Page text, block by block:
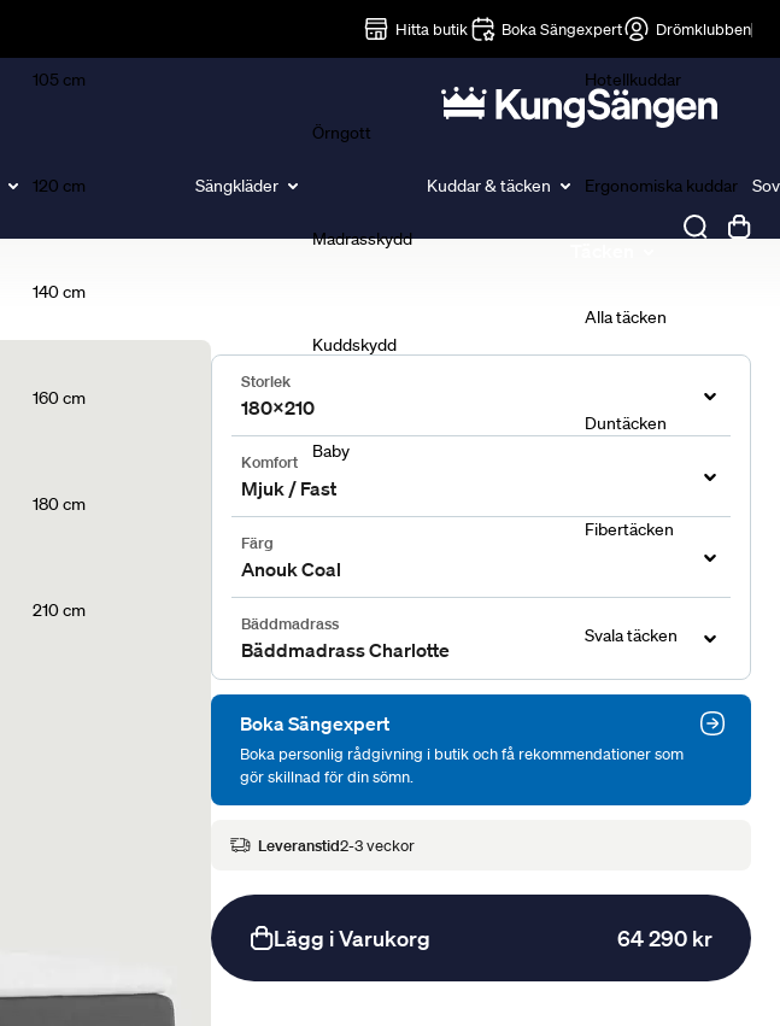
Hitta butik Boka Sängexpert Drömklubben
105 cm
120 cm
140 cm
160 cm
180 cm
210 cm
Sängkläder
Örngott
Madrasskydd
Kuddskydd
Baby
Kuddar & täcken
Hotellkuddar
Ergonomiska kuddar
Alla täcken
Duntäcken
Fibertäcken
Svala täcken
Storlek
180x210
Komfort
Mjuk / Fast
Färg
Anouk Coal
Bäddmadrass
Bäddmadrass Charlotte
Boka Sängexpert
Boka personlig rådgivning i butik och få rekommendationer som
gör skillnad för din sömn.
Leveranstid2-3 veckor
Lägg i Varukorg 64 290 kr